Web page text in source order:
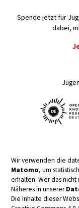
Spende jetzt für
dabei,
Wir verwenden die
Matomo, um
erhalten. Wer das
Näheres in unserer
Die Inhalte dieser